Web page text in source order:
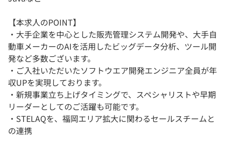
【本求人のPOINT】
・大手企業を中心とした販売管理システム開発や、大手自
動車メーカーのAIを活用したビッグデータ分析、ツール開
発など多数ございます。
・ご入社いただいたソフトウエア開発エンジニア全員が年
収UPを実現しております。
・新規事業立ち上げタイミングで、スペシャリストや早期
リーダーとしてのご活躍も可能です。
・STELAQを、福岡エリア拡大に関わるセールスチームと
の連携